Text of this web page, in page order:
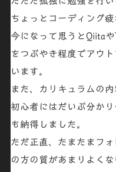
ちょっとコーディング
今になって思うとQiita
をつぶやき程度でアウ
います。
また、カリキュラムの
初心者にはだいぶ分か
も納得しました。
ただ正直、たまたまフ
の方の質があまりよくな